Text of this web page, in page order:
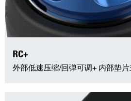
RC+
外部低速压缩/回弹可调+ 内部垫